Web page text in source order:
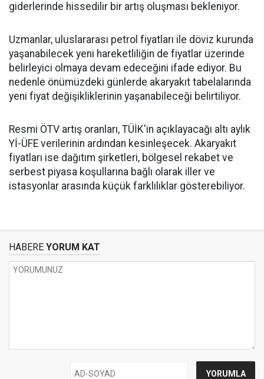
giderlerinde hissedilir bir artış oluşması bekleniyor.
Uzmanlar, uluslararası petrol fiyatları ile döviz kurunda
yaşanabilecek yeni hareketliliğin de fiyatlar üzerinde
belirleyici olmaya devam edeceğini ifade ediyor. Bu
nedenle önümüzdeki günlerde akaryakıt tabelalarında
yeni fiyat değişikliklerinin yaşanabileceği belirtiliyor.
Resmi ÖTV artış oranları, TÜİK'in açıklayacağı altı aylık
Yİ-ÜFE verilerinin ardından kesinleşecek. Akaryakıt
fiyatları ise dağıtım şirketleri, bölgesel rekabet ve
serbest piyasa koşullarına bağlı olarak iller ve
istasyonlar arasında küçük farklılıklar gösterebiliyor.
HABERE YORUM KAT